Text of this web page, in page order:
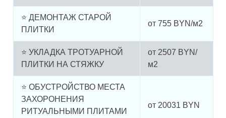
⭐ ДЕМОНТАЖ СТАРОЙ
ПЛИТКИ
от 755 BYN/м2
⭐ УКЛАДКА ТРОТУАРНОЙ
ПЛИТКИ НА СТЯЖКУ
от 2507 BYN/
м2
⭐ ОБУСТРОЙСТВО МЕСТА
ЗАХОРОНЕНИЯ
РИТУАЛЬНЫМИ ПЛИТАМИ
от 20031 BYN